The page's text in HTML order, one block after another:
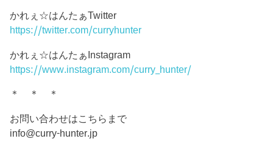
かれぇ☆はんたぁTwitter
https://twitter.com/curryhunter
かれぇ☆はんたぁInstagram
https://www.instagram.com/curry_hunter/
＊ ＊ ＊
お問い合わせはこちらまで
info@curry-hunter.jp